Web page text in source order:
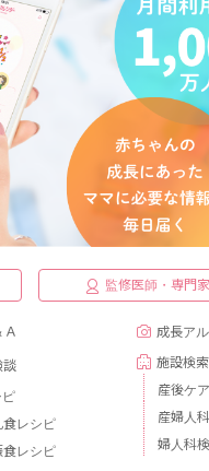
監修医師・専門
Ａ
談
ピ
食レシピ
食レシピ
成長ア
施設検索
産後ケ
産婦人
婦人科